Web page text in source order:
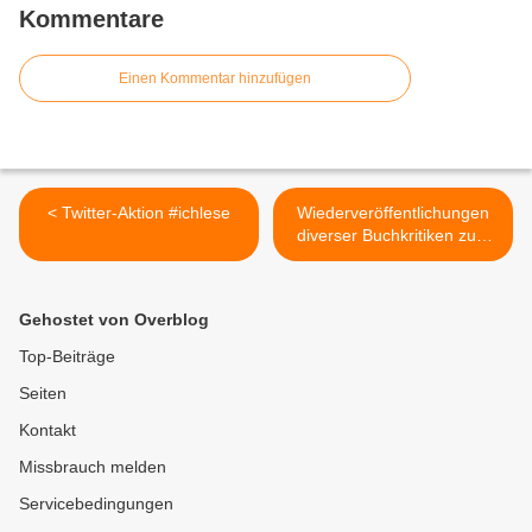
Kommentare
Einen Kommentar hinzufügen
< Twitter-Aktion #ichlese
Wiederveröffentlichungen
diverser Buchkritiken zum
Welttag des Buches >
Gehostet von Overblog
Top-Beiträge
Seiten
Kontakt
Missbrauch melden
Servicebedingungen